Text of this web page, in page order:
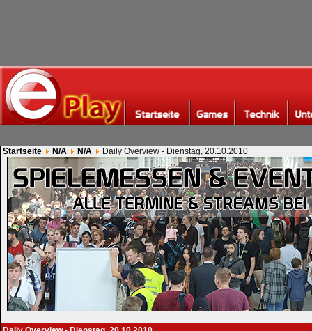
Startseite N/A N/A Daily Overview - Dienstag, 20.10.2010